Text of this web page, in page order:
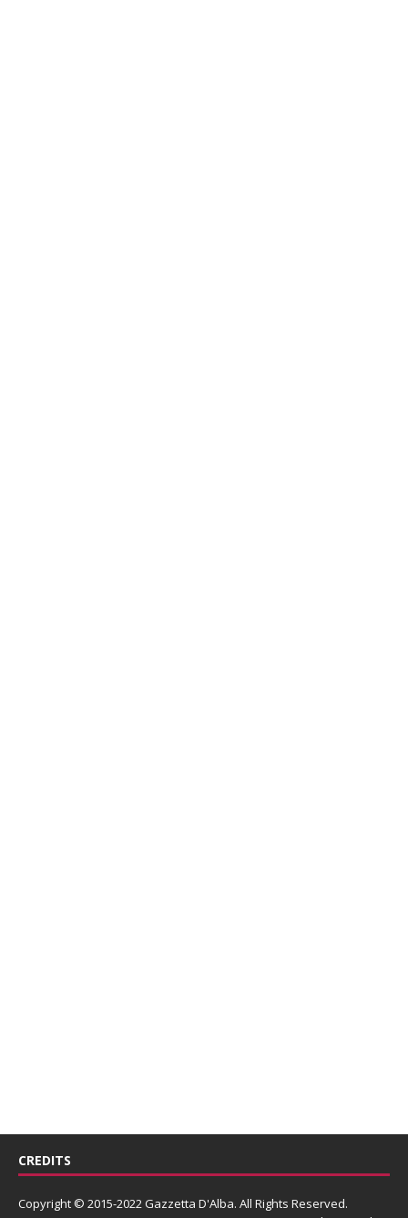
CREDITS
Copyright © 2015-2022 Gazzetta D'Alba. All Rights Reserved.